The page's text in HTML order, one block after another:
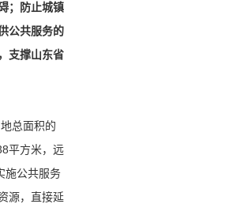
；防止城镇
公共服务的
支撑山东省
总面积的
平方米，远
施公共服务
源，直接延